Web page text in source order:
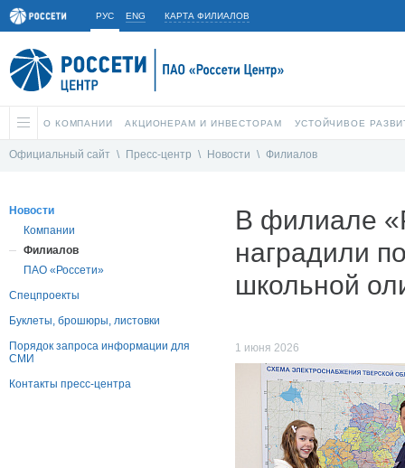
РУС ENG КАРТА ФИЛИАЛОВ
О КОМПАНИИ АКЦИОНЕРАМ И ИНВЕСТОРАМ УСТОЙЧИВОЕ
Официальный сайт \ Пресс-центр \ Новости \ Филиалов
Новости
Компании
Филиалов
ПАО «Россети»
Спецпроекты
Буклеты, брошюры, листовки
Порядок запроса информации для
СМИ
Контакты пресс-центра
В филиале
наградили
школьной
1 июня 2026